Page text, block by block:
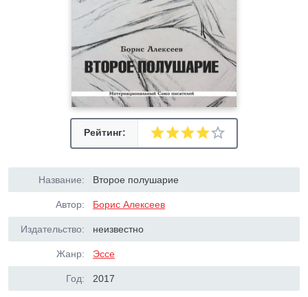
Рейтинг:
Название: Второе полушарие
Автор: Борис Алексеев
Издательство: неизвестно
Жанр: Эссе
Год: 2017